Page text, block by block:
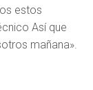
estos
Así que
mañana».